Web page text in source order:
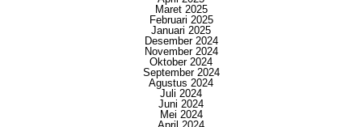
Maret 2025
Februari 2025
Januari 2025
Desember 2024
November 2024
Oktober 2024
September 2024
Agustus 2024
Juli 2024
Juni 2024
Mei 2024